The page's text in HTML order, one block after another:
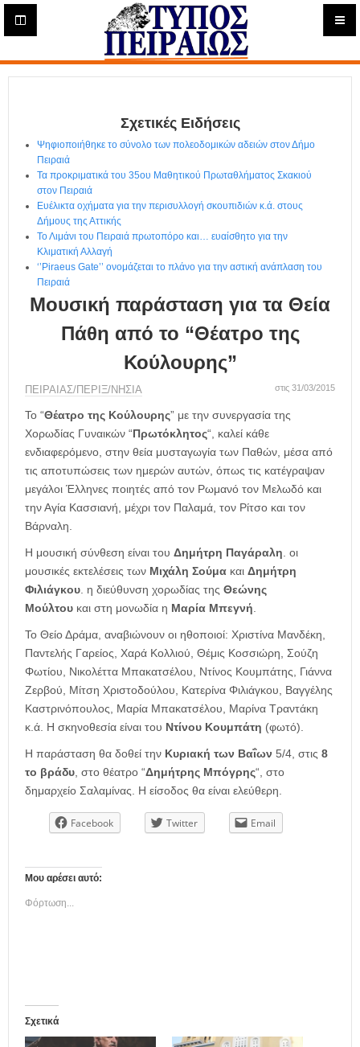
Η
ε
ρ
Σχετικές Ειδήσεις
Ψηφιοποιήθηκε το σύνολο των πολεοδομικών αδειών στον Δήμο
Πειραιά
Τα προκριματικά του 35ου Μαθητικού Πρωταθλήματος Σκακιού
στον Πειραιά
Ευέλικτα οχήματα για την περισυλλογή σκουπιδιών κ.ά. στους
Δήμους της Αττικής
Το Λιμάνι του Πειραιά πρωτοπόρο και… ευαίσθητο για την
Κλιματική Αλλαγή
‘’Piraeus Gate’’ ονομάζεται το πλάνο για την αστική ανάπλαση του
Πειραιά
Μουσική παράσταση για τα Θεία
Πάθη από το “Θέατρο της
Κούλουρης”
ΠΕΙΡΑΙΑΣ/ΠΕΡΙΞ/ΝΗΣΙΑ στις 31/03/2015
Το “Θέατρο της Κούλουρης” με την συνεργασία της
Χορωδίας Γυναικών “Πρωτόκλητος“, καλεί κάθε
ενδιαφερόμενο, στην θεία μυσταγωγία των Παθών, μέσα από
τις αποτυπώσεις των ημερών αυτών, όπως τις κατέγραψαν
μεγάλοι Έλληνες ποιητές από τον Ρωμανό τον Μελωδό και
την Αγία Κασσιανή, μέχρι τον Παλαμά, τον Ρίτσο και τον
Βάρναλη.
Η μουσική σύνθεση είναι του Δημήτρη Παγάραλη. οι
μουσικές εκτελέσεις των Μιχάλη Σούμα και Δημήτρη
Φιλιάγκου. η διεύθυνση χορωδίας της Θεώνης
Μούλτου και στη μονωδία η Μαρία Μπεγνή.
Το Θείο Δράμα, αναβιώνουν οι ηθοποιοί: Χριστίνα Μανδέκη,
Παντελής Γαρείος, Χαρά Κολλιού, Θέμις Κοσσιώρη, Σούζη
Φωτίου, Νικολέττα Μπακατσέλου, Ντίνος Κουμπάτης, Γιάννα
Ζερβού, Μίτση Χριστοδούλου, Κατερίνα Φιλιάγκου, Βαγγέλης
Καστρινόπουλος, Μαρία Μπακατσέλου, Μαρίνα Τραντάκη
κ.ά. Η σκηνοθεσία είναι του Ντίνου Κουμπάτη (φωτό).
Η παράσταση θα δοθεί την Κυριακή των Βαΐων 5/4, στις 8
το βράδυ, στο θέατρο “Δημήτρης Μπόγρης“, στο
δημαρχείο Σαλαμίνας. Η είσοδος θα είναι ελεύθερη.
Facebook Twitter Email
Μου αρέσει αυτό:
Φόρτωση...
Σχετικά